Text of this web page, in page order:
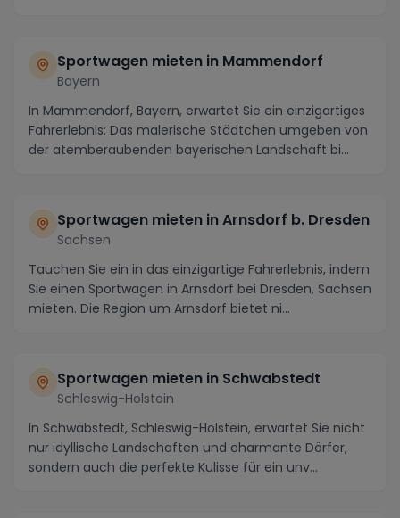
Sportwagen mieten in Mammendorf
Bayern
In Mammendorf, Bayern, erwartet Sie ein einzigartiges
Fahrerlebnis: Das malerische Städtchen umgeben von
der atemberaubenden bayerischen Landschaft bi...
Sportwagen mieten in Arnsdorf b. Dresden
Sachsen
Tauchen Sie ein in das einzigartige Fahrerlebnis, indem
Sie einen Sportwagen in Arnsdorf bei Dresden, Sachsen
mieten. Die Region um Arnsdorf bietet ni...
Sportwagen mieten in Schwabstedt
Schleswig-Holstein
In Schwabstedt, Schleswig-Holstein, erwartet Sie nicht
nur idyllische Landschaften und charmante Dörfer,
sondern auch die perfekte Kulisse für ein unv...